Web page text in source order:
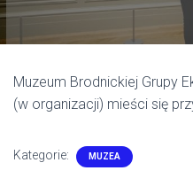
Muzeum Brodnickiej Grupy
(w organizacji) mieści się
Kategorie: MUZEA